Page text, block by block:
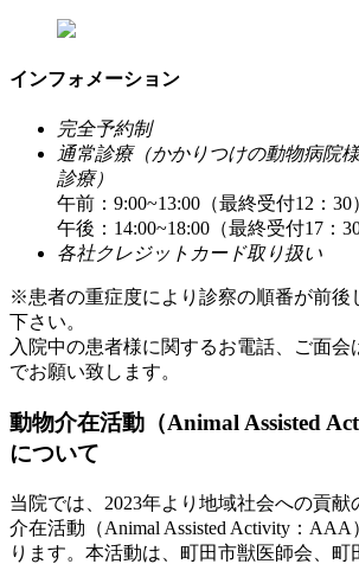
インフォメーション
完全予約制
通常診療（かかりつけの動物病院
診療）
午前：9:00~13:00（最終受付12：30
午後：14:00~18:00（最終受付17：30
各社クレジットカード取り扱い
※患者の重症度により診察の順番が前後
下さい。
入院中の患者様に関するお電話、ご面会
でお願い致します。
動物介在活動（Animal Assisted
について
当院では、2023年より地域社会への貢献
介在活動（Animal Assisted Activity：
ります。本活動は、町田市獣医師会、町